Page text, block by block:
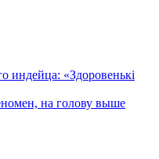
индейца: «Здоровенькi
на голову выше